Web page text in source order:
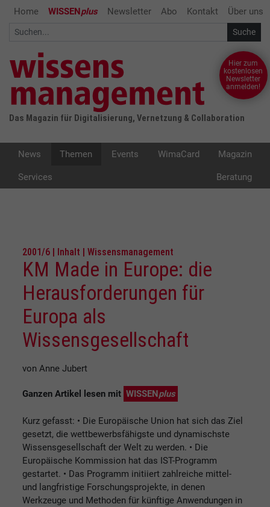
Home WISSENplus Newsletter Abo Kontakt Über uns
Das Magazin für Digitalisierung, Vernetzung & Collaboration
Hier zum
kostenlosen
Newsletter
anmelden!
News Themen Events WimaCard Magazin
Services Beratung
2001/6 | Inhalt | Wissensmanagement
KM Made in Europe: die
Herausforderungen für
Europa als
Wissensgesellschaft
von Anne Jubert
Ganzen Artikel lesen mit WISSENplus
Kurz gefasst: • Die Europäische Union hat sich das Ziel
gesetzt, die wettbewerbsfähigste und dynamischste
Wissensgesellschaft der Welt zu werden. • Die
Europäische Kommission hat das IST-Programm
gestartet. • Das Programm initiiert zahlreiche mittel-
und langfristige Forschungsprojekte, in denen
Werkzeuge und Methoden für künftige Anwendungen in